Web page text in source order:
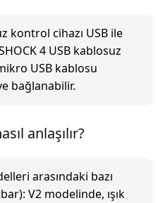
kontrol cihazı USB ile
4 USB kablosuz
USB kablosu
bağlanabilir.
anlaşılır?
arasındaki bazı
V2 modelinde, ışık